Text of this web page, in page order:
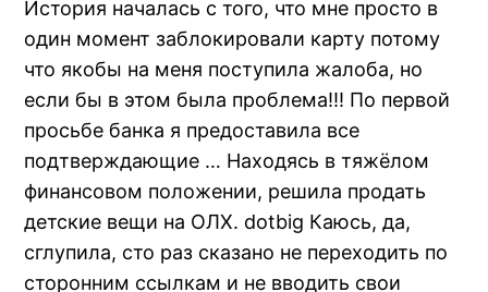
История началась с того, что мне просто в
один момент заблокировали карту потому
что якобы на меня поступила жалоба, но
если бы в этом была проблема!!! По первой
просьбе банка я предоставила все
подтверждающие … Находясь в тяжёлом
финансовом положении, решила продать
детские вещи на ОЛХ. dotbig Каюсь, да,
сглупила, сто раз сказано не переходить по
сторонним ссылкам и не вводить свои